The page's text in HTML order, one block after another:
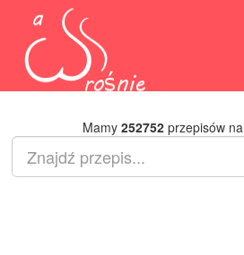
Mamy 252752przepisów na